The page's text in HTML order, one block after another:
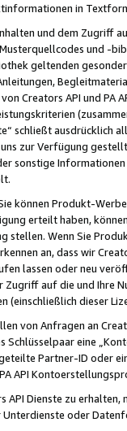
in
und dem Zugriff
Musterquellcodes und
geltenden
Creators API und PA
schließt ausdrücklich
zur Verfügung
sonstige
können Produkt-
erteilt haben,
stellen. Wenn Sie
an, dass wir
lassen oder neu
auf die und Ihre
(einschließlich dieser
von Anfragen an
Schlüsselpaar eine
Partner-ID oder
API
Dienste zu
oder